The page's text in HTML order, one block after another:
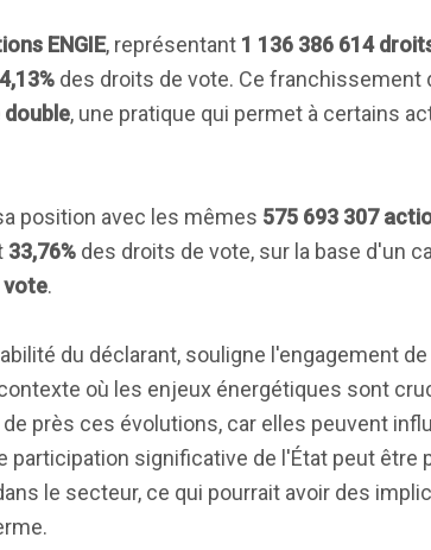
ENGIE, représentant 1 136 386 614
des droits de vote. Ce
, une pratique qui permet à certains
position avec les mêmes 575 693 307
33,76% des droits de vote, sur la base d'un
vote.
du déclarant, souligne l'engagement
où les enjeux énergétiques sont
près ces évolutions, car elles peuvent
participation significative de l'État peut être
le secteur, ce qui pourrait avoir des